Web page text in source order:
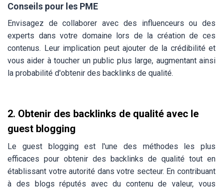
Conseils pour les PME
Envisagez de collaborer avec des influenceurs ou des
experts dans votre domaine lors de la création de ces
contenus. Leur implication peut ajouter de la crédibilité et
vous aider à toucher un public plus large, augmentant ainsi
la probabilité d'obtenir des backlinks de qualité.
2. Obtenir des backlinks de qualité avec le
guest blogging
Le guest blogging est l'une des méthodes les plus
efficaces pour obtenir des backlinks de qualité tout en
établissant votre autorité dans votre secteur. En contribuant
à des blogs réputés avec du contenu de valeur, vous